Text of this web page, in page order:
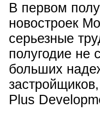
В первом
новостроек
серьезные
полугодие не
больших
Plus